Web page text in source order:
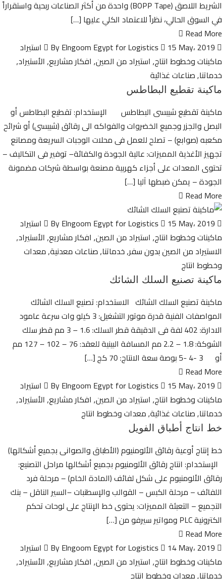
الشريط اللاصق (BOPP Tape) واحدة من أكثر الصناعات ربحية واستقراراً
في السوق الحالي، نظراً للاعتماد الكلي عليها […]
Read More
15 May، 2019
استيراد
ماكينات وخطوط انتاج, استيراد من الصين, افكار مشاريع, الأستيراد,
خدماتنا,صناعات غذائية
ماكينة تقطيع البطاطس
ماكينة تقطيع شيبسى البطاطس الإستخدام: تقطيع البطاطس أو
البصل والجزر وجميع الخضروات والفواكه الى رقائق (شيبسى) أو شرائح
مكعبه (صوابع) – تصلح للعمل فى محلات الوجبات السريعة ومصانع
تجهيز الأغذية المميزات: عالية الجودة والكفائة– توفير فى التكاليف –
تحتوى المعدات على أجزاء كهربية مصنعة بواسطة شركات مضمونة
الجودة – يمكن ضبطها آليا […]
Read More
15 May، 2019
استيراد
ماكينات وخطوط انتاج, استيراد من الصين, افكار مشاريع, الأستيراد,
الاستيراد من الصين بدون سفر,خدماتنا,صناعات معدنية,معدات
وخطوط انتاج
ماكينة تصنيع السلك الشائك
ماكينة تصنيع السلك الشائك الاستخدام: تصنيع السلك الشائك
المواصفات الفنية قدرة موتور التشغيل: 3 كيلو وات سرعة عامود
الادارة: 402 لفة فى الدقيقة قطر السلك: 1.6 – 3 مم قطر سلك
الشوكة: 1.8 – 2.2 مم المسافة البينية للعقد: 76 – 102 – 127 مم
أو 3 -4 -5 بوصة سعة الانتاج: 70 كج […]
Read More
15 May، 2019
استيراد
ماكينات وخطوط انتاج, استيراد من الصين, افكار مشاريع, الأستيراد,
خدماتنا,صناعات غذائية,معدات وخطوط انتاج
خط انتاج أطباق الفويل
خط إنتاج أوعية رقائق الألومنيوم (الأطباق والصوانى بجميع أشكالها)
الإستخدام: انتاج رقائق الألومنيوم بجميع أشكالها مراحل التصنيع:
رقائق الألومنيوم على شكل لفائف (المادة الخام) – مرحلة فرد
اللفائف – مرحلة الكبس – القوالب والإسطنبات –السير الناقل – بنك
التجميع – التعبئة المميزات: يحتوى خط الإنتاج على لوحات تحكم
الكترونية PLC ومواتير سيرفو من […]
Read More
14 May، 2019
استيراد
ماكينات وخطوط انتاج, استيراد من الصين, افكار مشاريع, الأستيراد,
خدماتنا,معدات وخطوط انتاج